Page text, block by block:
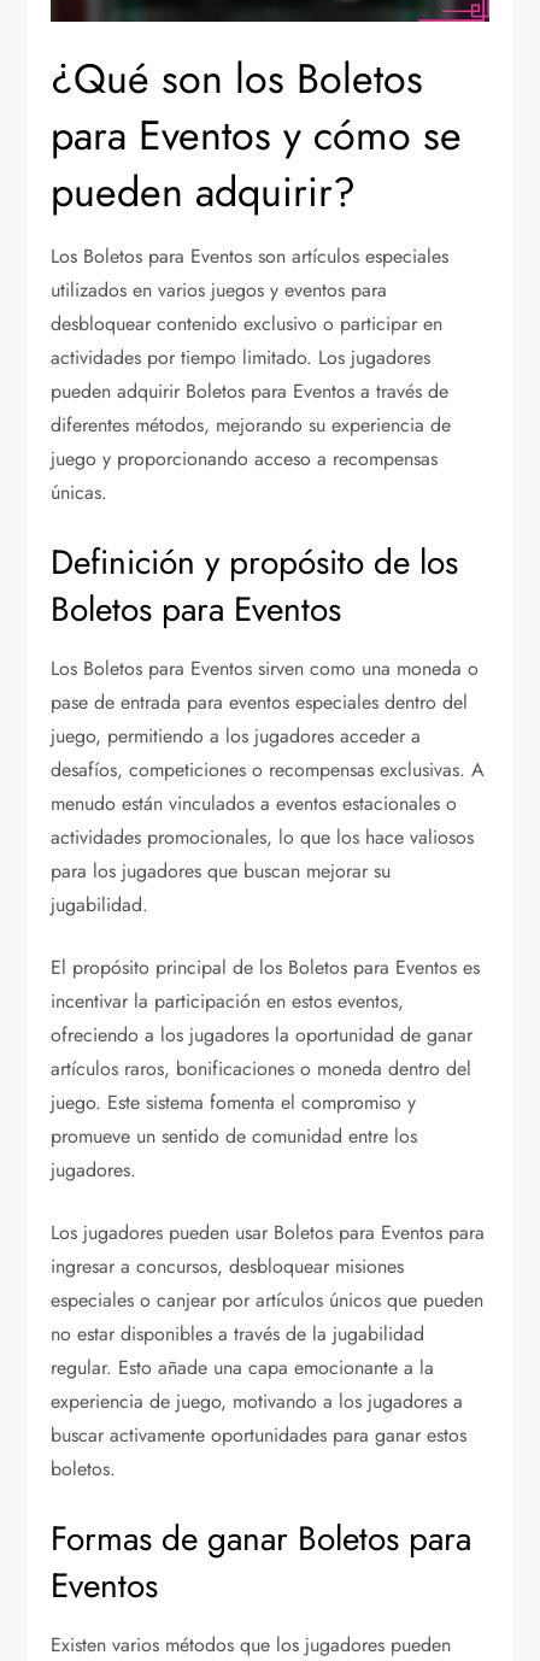
¿Qué son los Boletos
para Eventos y cómo se
pueden adquirir?
Los Boletos para Eventos son artículos especiales
utilizados en varios juegos y eventos para
desbloquear contenido exclusivo o participar en
actividades por tiempo limitado. Los jugadores
pueden adquirir Boletos para Eventos a través de
diferentes métodos, mejorando su experiencia de
juego y proporcionando acceso a recompensas
únicas.
Definición y propósito de los
Boletos para Eventos
Los Boletos para Eventos sirven como una moneda o
pase de entrada para eventos especiales dentro del
juego, permitiendo a los jugadores acceder a
desafíos, competiciones o recompensas exclusivas. A
menudo están vinculados a eventos estacionales o
actividades promocionales, lo que los hace valiosos
para los jugadores que buscan mejorar su
jugabilidad.
El propósito principal de los Boletos para Eventos es
incentivar la participación en estos eventos,
ofreciendo a los jugadores la oportunidad de ganar
artículos raros, bonificaciones o moneda dentro del
juego. Este sistema fomenta el compromiso y
promueve un sentido de comunidad entre los
jugadores.
Los jugadores pueden usar Boletos para Eventos para
ingresar a concursos, desbloquear misiones
especiales o canjear por artículos únicos que pueden
no estar disponibles a través de la jugabilidad
regular. Esto añade una capa emocionante a la
experiencia de juego, motivando a los jugadores a
buscar activamente oportunidades para ganar estos
boletos.
Formas de ganar Boletos para
Eventos
Existen varios métodos que los jugadores pueden